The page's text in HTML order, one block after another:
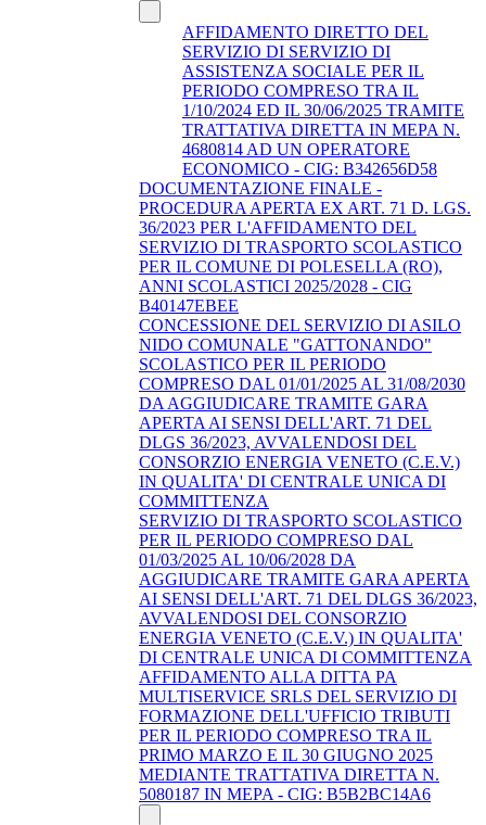
AFFIDAMENTO DIRETTO DEL
SERVIZIO DI SERVIZIO DI
ASSISTENZA SOCIALE PER IL
PERIODO COMPRESO TRA IL
1/10/2024 ED IL 30/06/2025 TRAMITE
TRATTATIVA DIRETTA IN MEPA N.
4680814 AD UN OPERATORE
ECONOMICO - CIG: B342656D58
DOCUMENTAZIONE FINALE -
PROCEDURA APERTA EX ART. 71 D. LGS.
36/2023 PER L'AFFIDAMENTO DEL
SERVIZIO DI TRASPORTO SCOLASTICO
PER IL COMUNE DI POLESELLA (RO),
ANNI SCOLASTICI 2025/2028 - CIG
B40147EBEE
CONCESSIONE DEL SERVIZIO DI ASILO
NIDO COMUNALE "GATTONANDO"
SCOLASTICO PER IL PERIODO
COMPRESO DAL 01/01/2025 AL 31/08/2030
DA AGGIUDICARE TRAMITE GARA
APERTA AI SENSI DELL'ART. 71 DEL
DLGS 36/2023, AVVALENDOSI DEL
CONSORZIO ENERGIA VENETO (C.E.V.)
IN QUALITA' DI CENTRALE UNICA DI
COMMITTENZA
SERVIZIO DI TRASPORTO SCOLASTICO
PER IL PERIODO COMPRESO DAL
01/03/2025 AL 10/06/2028 DA
AGGIUDICARE TRAMITE GARA APERTA
AI SENSI DELL'ART. 71 DEL DLGS 36/2023,
AVVALENDOSI DEL CONSORZIO
ENERGIA VENETO (C.E.V.) IN QUALITA'
DI CENTRALE UNICA DI COMMITTENZA
AFFIDAMENTO ALLA DITTA PA
MULTISERVICE SRLS DEL SERVIZIO DI
FORMAZIONE DELL'UFFICIO TRIBUTI
PER IL PERIODO COMPRESO TRA IL
PRIMO MARZO E IL 30 GIUGNO 2025
MEDIANTE TRATTATIVA DIRETTA N.
5080187 IN MEPA - CIG: B5B2BC14A6